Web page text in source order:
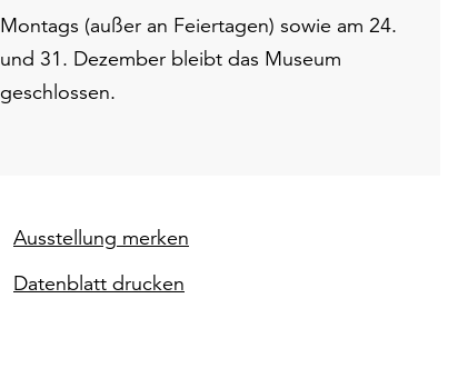
Montags (außer an Feiertagen) sowie am 24.
und 31. Dezember bleibt das Museum
geschlossen.
Ausstellung merken
Datenblatt drucken